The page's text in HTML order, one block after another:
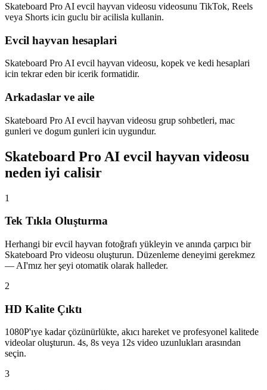
Skateboard Pro AI evcil hayvan videosu videosunu TikTok, Reels
veya Shorts icin guclu bir acilisla kullanin.
Evcil hayvan hesaplari
Skateboard Pro AI evcil hayvan videosu, kopek ve kedi hesaplari
icin tekrar eden bir icerik formatidir.
Arkadaslar ve aile
Skateboard Pro AI evcil hayvan videosu grup sohbetleri, mac
gunleri ve dogum gunleri icin uygundur.
Skateboard Pro AI evcil hayvan videosu
neden iyi calisir
1
Tek Tıkla Oluşturma
Herhangi bir evcil hayvan fotoğrafı yükleyin ve anında çarpıcı bir
Skateboard Pro videosu oluşturun. Düzenleme deneyimi gerekmez
— AI'mız her şeyi otomatik olarak halleder.
2
HD Kalite Çıktı
1080P'ıye kadar çözünürlükte, akıcı hareket ve profesyonel kalitede
videolar oluşturun. 4s, 8s veya 12s video uzunlukları arasından
seçin.
3